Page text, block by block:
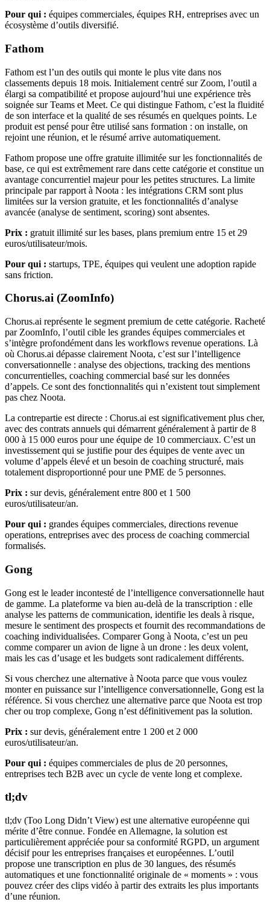
Pour qui : équipes commerciales, équipes RH, entreprises avec un
écosystème d’outils diversifié.
Fathom
Fathom est l’un des outils qui monte le plus vite dans nos
classements depuis 18 mois. Initialement centré sur Zoom, l’outil a
élargi sa compatibilité et propose aujourd’hui une expérience très
soignée sur Teams et Meet. Ce qui distingue Fathom, c’est la fluidité
de son interface et la qualité de ses résumés en quelques points. Le
produit est pensé pour être utilisé sans formation : on installe, on
rejoint une réunion, et le résumé arrive automatiquement.
Fathom propose une offre gratuite illimitée sur les fonctionnalités de
base, ce qui est extrêmement rare dans cette catégorie et constitue un
avantage concurrentiel majeur pour les petites structures. La limite
principale par rapport à Noota : les intégrations CRM sont plus
limitées sur la version gratuite, et les fonctionnalités d’analyse
avancée (analyse de sentiment, scoring) sont absentes.
Prix : gratuit illimité sur les bases, plans premium entre 15 et 29
euros/utilisateur/mois.
Pour qui : startups, TPE, équipes qui veulent une adoption rapide
sans friction.
Chorus.ai (ZoomInfo)
Chorus.ai représente le segment premium de cette catégorie. Racheté
par ZoomInfo, l’outil cible les grandes équipes commerciales et
s’intègre profondément dans les workflows revenue operations. Là
où Chorus.ai dépasse clairement Noota, c’est sur l’intelligence
conversationnelle : analyse des objections, tracking des mentions
concurrentielles, coaching commercial basé sur les données
d’appels. Ce sont des fonctionnalités qui n’existent tout simplement
pas chez Noota.
La contrepartie est directe : Chorus.ai est significativement plus cher,
avec des contrats annuels qui démarrent généralement à partir de 8
000 à 15 000 euros pour une équipe de 10 commerciaux. C’est un
investissement qui se justifie pour des équipes de vente avec un
volume d’appels élevé et un besoin de coaching structuré, mais
totalement disproportionné pour une PME de 5 personnes.
Prix : sur devis, généralement entre 800 et 1 500
euros/utilisateur/an.
Pour qui : grandes équipes commerciales, directions revenue
operations, entreprises avec des process de coaching commercial
formalisés.
Gong
Gong est le leader incontesté de l’intelligence conversationnelle haut
de gamme. La plateforme va bien au-delà de la transcription : elle
analyse les patterns de communication, identifie les deals à risque,
mesure le sentiment des prospects et fournit des recommandations de
coaching individualisées. Comparer Gong à Noota, c’est un peu
comme comparer un avion de ligne à un drone : les deux volent,
mais les cas d’usage et les budgets sont radicalement différents.
Si vous cherchez une alternative à Noota parce que vous voulez
monter en puissance sur l’intelligence conversationnelle, Gong est la
référence. Si vous cherchez une alternative parce que Noota est trop
cher ou trop complexe, Gong n’est définitivement pas la solution.
Prix : sur devis, généralement entre 1 200 et 2 000
euros/utilisateur/an.
Pour qui : équipes commerciales de plus de 20 personnes,
entreprises tech B2B avec un cycle de vente long et complexe.
tl;dv
tl;dv (Too Long Didn’t View) est une alternative européenne qui
mérite d’être connue. Fondée en Allemagne, la solution est
particulièrement appréciée pour sa conformité RGPD, un argument
décisif pour les entreprises françaises et européennes. L’outil
propose une transcription en plus de 30 langues, des résumés
automatiques et une fonctionnalité originale de « moments » : vous
pouvez créer des clips vidéo à partir des extraits les plus importants
d’une réunion.